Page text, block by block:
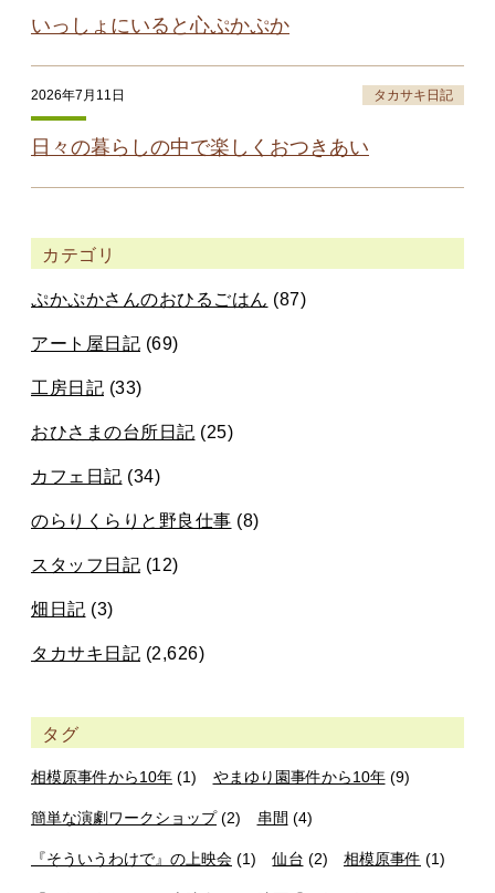
いっしょにいると心ぷかぷか
2026年7月11日 タカサキ日記
日々の暮らしの中で楽しくおつきあい
カテゴリ
ぷかぷかさんのおひるごはん (87)
アート屋日記 (69)
工房日記 (33)
おひさまの台所日記 (25)
カフェ日記 (34)
のらりくらりと野良仕事 (8)
スタッフ日記 (12)
畑日記 (3)
タカサキ日記 (2,626)
タグ
相模原事件から10年 (1) やまゆり園事件から10年(9)
簡単な演劇ワークショップ(2) 串間 (4)
『そういうわけで』の上映会 (1) 仙台 (2) 相模原事件 (1)